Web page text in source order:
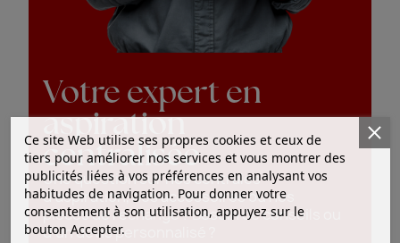
Votre expert en
aspiration
centralisée
Une question sur nos centrales
d’aspiration, nos accessoires ou nos
pièces de rechange ? Besoin de conseils ou
d’un devis personnalisé ?
Ce site Web utilise ses propres cookies et ceux de
tiers pour améliorer nos services et vous montrer des
publicités liées à vos préférences en analysant vos
habitudes de navigation. Pour donner votre
consentement à son utilisation, appuyez sur le
bouton Accepter.